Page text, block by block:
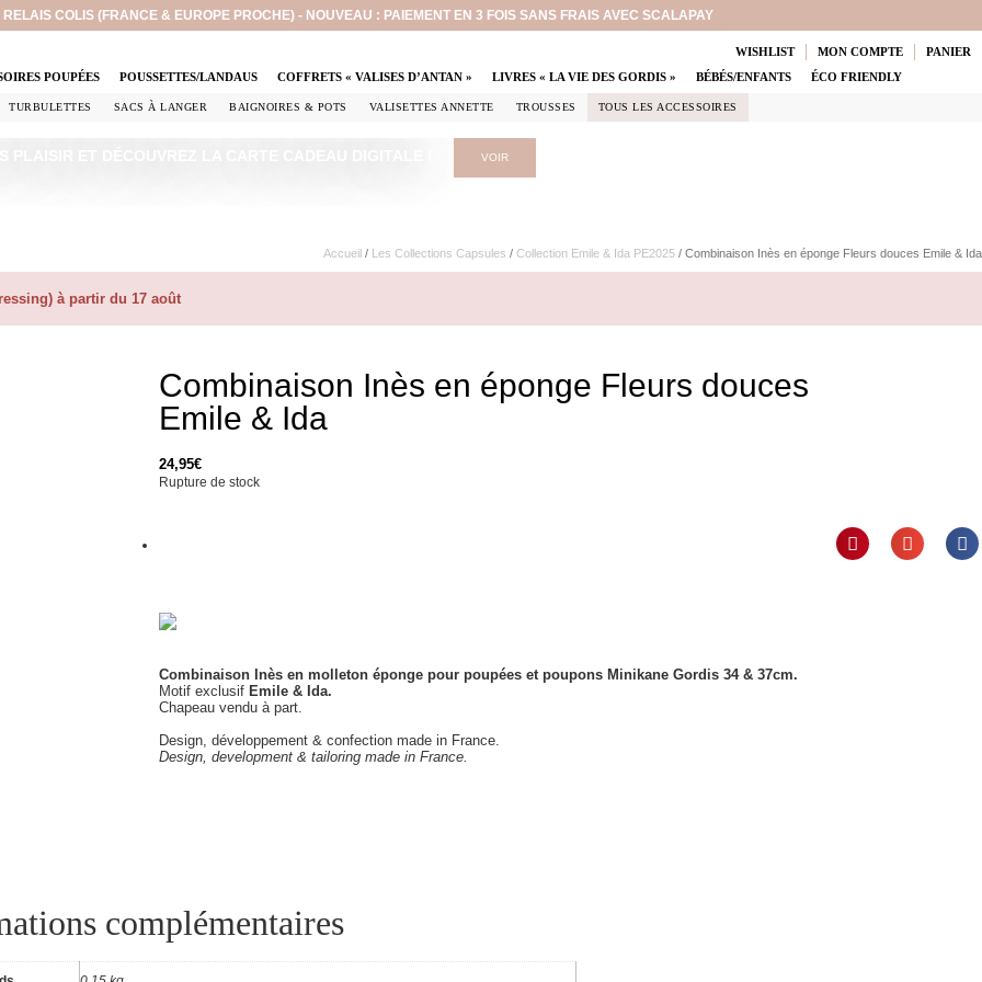
COLIS (FRANCE & EUROPE PROCHE) - NOUVEAU : PAIEMENT EN 3 FOIS SANS FRAIS AVEC SCALAPAY
WISHLIST MON COMPTE
PANIER
POUPÉES POUSSETTES/LANDAUS COFFRETS « VALISES D’ANTAN » LIVRES « LA VIE DES GORDIS » BÉBÉS/ENFANTS ÉCO FRIENDLY
TURBULETTES SACS À LANGER BAIGNOIRES & POTS VALISETTES ANNETTE TROUSSES TOUS LES ACCESSOIRES
VOIR
Accueil / Les Collections Capsules / Collection Emile & Ida PE2025 / Combinaison Inès en éponge Fleurs douces Emile & Ida
à partir du 17 août
Combinaison Inès en éponge Fleurs douces
Emile & Ida
24,95€
Rupture de stock
Combinaison Inès en molleton éponge pour poupées et poupons Minikane Gordis 34 & 37cm.
Motif exclusif Emile & Ida.
Chapeau vendu à part.
Design, développement & confection made in France.
Design, development & tailoring made in France.
complémentaires